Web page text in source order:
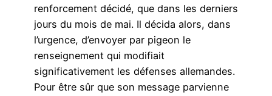
renforcement décidé, que dans les derniers
jours du mois de mai. Il décida alors, dans
l’urgence, d’envoyer par pigeon le
renseignement qui modifiait
significativement les défenses allemandes.
Pour être sûr que son message parvienne